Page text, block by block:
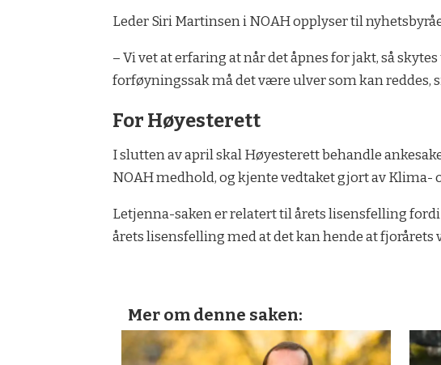
Leder Siri Martinsen i NOAH opplyser til
– Vi vet at erfaring at når det åpnes for jakt, så
forføyningssak må det være ulver som kan reddes,
For Høyesterett
I slutten av april skal Høyesterett behandle
NOAH medhold, og kjente vedtaket gjort av
Letjenna-saken er relatert til årets lisensfelling
årets lisensfelling med at det kan hende at
Mer om denne saken: